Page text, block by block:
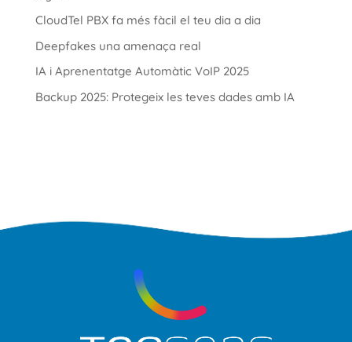
CloudTel PBX fa més fàcil el teu dia a dia
Deepfakes una amenaça real
IA i Aprenentatge Automàtic VoIP 2025
Backup 2025: Protegeix les teves dades amb IA